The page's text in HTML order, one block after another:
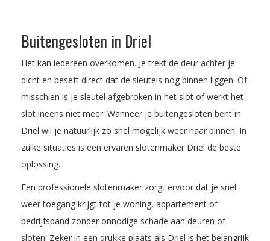
Buitengesloten in Driel
Het kan iedereen overkomen. Je trekt de deur achter je
dicht en beseft direct dat de sleutels nog binnen liggen. Of
misschien is je sleutel afgebroken in het slot of werkt het
slot ineens niet meer. Wanneer je buitengesloten bent in
Driel wil je natuurlijk zo snel mogelijk weer naar binnen. In
zulke situaties is een ervaren slotenmaker Driel de beste
oplossing.
Een professionele slotenmaker zorgt ervoor dat je snel
weer toegang krijgt tot je woning, appartement of
bedrijfspand zonder onnodige schade aan deuren of
sloten. Zeker in een drukke plaats als Driel is het belangrijk